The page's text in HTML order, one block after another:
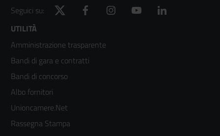
Seguici su:
Twitter Facebook Instagram YouTube
Footer
menù
colonna
2
UTILITÀ
Amministrazione trasparente
Bandi di gara e contratti
Bandi di concorso
Albo fornitori
Unioncamere.Net
Rassegna Stampa